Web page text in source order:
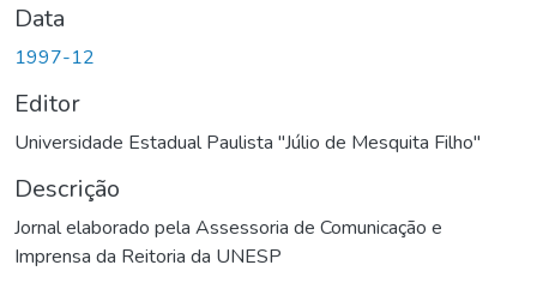
Data
1997-12
Editor
Universidade Estadual Paulista "Júlio de Mesquita Filho"
Descrição
Jornal elaborado pela Assessoria de Comunicação e
Imprensa da Reitoria da UNESP